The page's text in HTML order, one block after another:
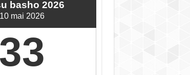
basho 2026
10 mai 2026
33